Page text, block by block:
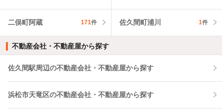
二俣町阿蔵 171件 佐久間町浦川 1件
不動産会社・不動産屋から探す
佐久間駅周辺の不動産会社・不動産屋から探す
浜松市天竜区の不動産会社・不動産屋から探す